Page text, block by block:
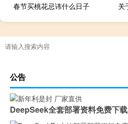
春节买桃花忌讳什么日子
公告
DeepSeek全套部署资料免费下载